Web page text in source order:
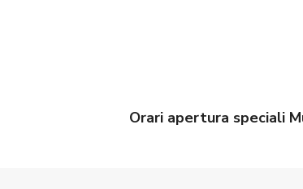
Orari apertura speciali